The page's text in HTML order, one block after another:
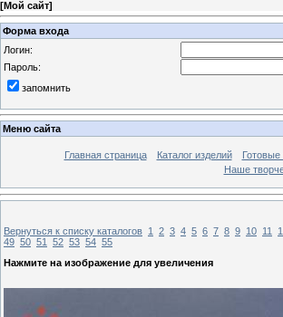
[Мой сайт]
Форма входа
Логин:
Пароль:
запомнить
Меню сайта
Главная страница Каталог изделий
Наше
Вернуться к списку каталогов 1 2 3 4 5 6 7 8 9 10 11
49 50 51 52 53 54 55
Нажмите на изображение для увеличения